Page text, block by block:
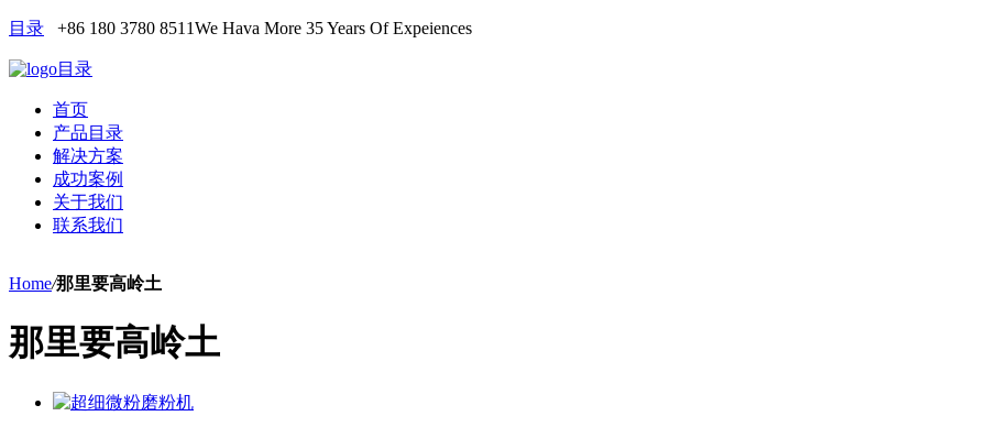
目录 +86 180 3780 8511We Hava More 35 Years Of Expeiences
目录
首页
产品目录
解决方案
成功案例
关于我们
联系我们
Home/那里要高岭土
那里要高岭土